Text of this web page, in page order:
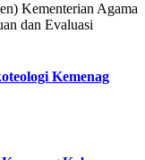
Kementerian Agama
dan Evaluasi
Kemenag